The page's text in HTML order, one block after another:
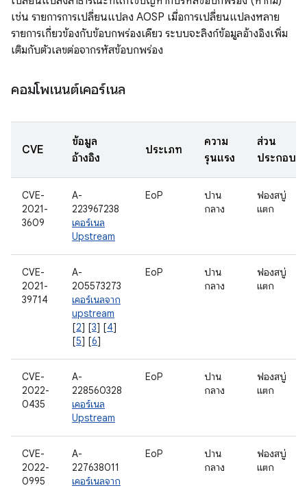
เช่น รายการการเปลี่ยนแปลง AOSP เมื่อการเปลี่ยนแปลงหลาย
รายการเกี่ยวข้องกับข้อบกพร่องเดียว ระบบจะลิงก์ข้อมูลอ้างอิงเพิ่ม
เติมกับตัวเลขต่อจากรหัสข้อบกพร่อง
คอมโพเนนต์เคอร์เนล
CVE
ข้อมูล
อ้างอิง
ประเภท
ความ
รุนแรง
ส่วน
ประกอบ
CVE-
2021-
3609
A-
223967238
เคอร์เนล
Upstream
EoP
ปาน
กลาง
ฟองสบู่
แตก
CVE-
2021-
39714
A-
205573273
เคอร์เนลจาก
upstream
[2] [3] [4]
[5] [6]
EoP
ปาน
กลาง
ฟองสบู่
แตก
CVE-
2022-
0435
A-
228560328
เคอร์เนล
Upstream
EoP
ปาน
กลาง
ฟองสบู่
แตก
CVE-
2022-
0995
A-
227638011
เคอร์เนลจาก
EoP
ปาน
กลาง
ฟองสบู่
แตก